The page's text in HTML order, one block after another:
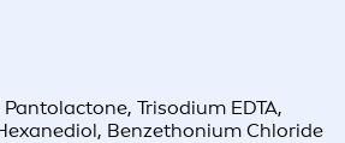
Trisodium EDTA,
Benzethonium Chloride